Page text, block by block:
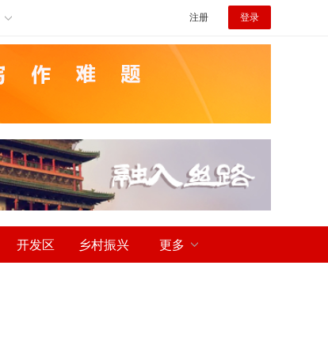
注册 登录
开发区 乡村振兴 更多